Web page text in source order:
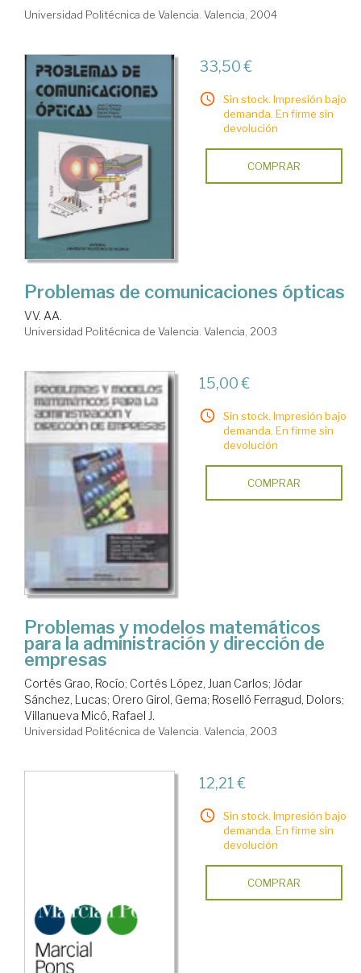
Universidad Politécnica de Valencia. Valencia, 2004
33,50 €
Sin stock. Impresión bajo
demanda. En firme sin
devolución
COMPRAR
Problemas de comunicaciones ópticas
VV. AA.
Universidad Politécnica de Valencia. Valencia, 2003
15,00 €
Sin stock. Impresión bajo
demanda. En firme sin
devolución
COMPRAR
Problemas y modelos matemáticos
para la administración y dirección de
empresas
Cortés Grao, Rocío; Cortés López, Juan Carlos; Jódar
Sánchez, Lucas; Orero Girol, Gema; Roselló Ferragud, Dolors;
Villanueva Micó, Rafael J.
Universidad Politécnica de Valencia. Valencia, 2003
12,21 €
Sin stock. Impresión bajo
demanda. En firme sin
devolución
COMPRAR